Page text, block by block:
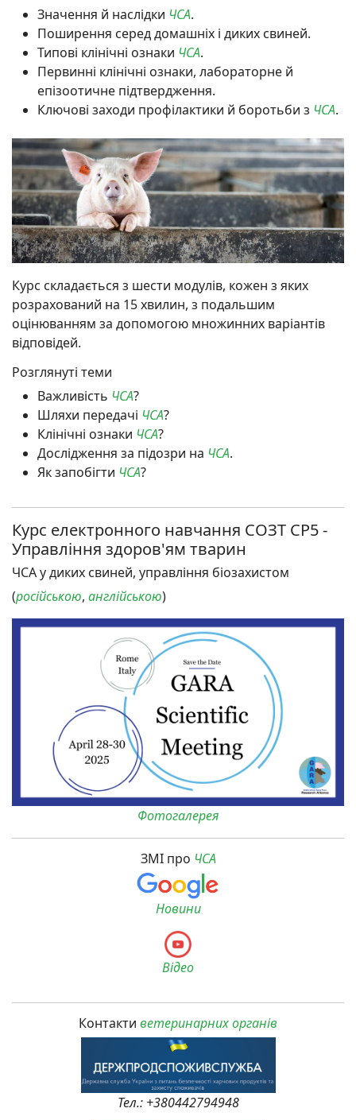
Значення й наслідки ЧСА.
Поширення серед домашніх і диких свиней.
Типові клінічні ознаки ЧСА.
Первинні клінічні ознаки, лабораторне й
епізоотичне підтвердження.
Ключові заходи профілактики й боротьби з ЧСА.
Курс складається з шести модулів, кожен з яких
розрахований на 15 хвилин, з подальшим
оцінюванням за допомогою множинних варіантів
відповідей.
Розглянуті теми
Важливість ЧСА?
Шляхи передачі ЧСА?
Клінічні ознаки ЧСА?
Дослідження за підозри на ЧСА.
Як запобігти ЧСА?
Курс електронного навчання СОЗТ CP5 -
Управління здоров'ям тварин
ЧСА у диких свиней, управління біозахистом
(російською, англійською)
Фотогалерея
ЗМІ про ЧСА
Новини
Відео
Контакти ветеринарних органів
Тел.: +380442794948